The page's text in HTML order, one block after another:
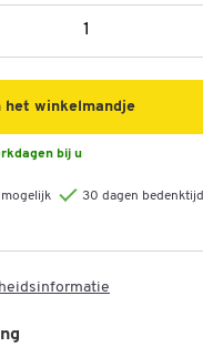
het winkelmandje
bij u
30 dagen bedenktijd